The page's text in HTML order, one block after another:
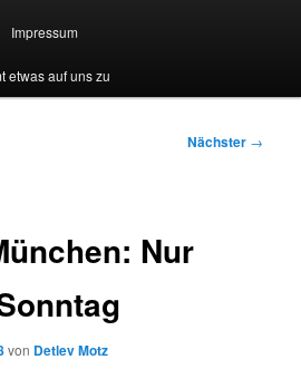
Impressum
etwas auf uns zu
Nächster →
Nur
von Detlev Motz